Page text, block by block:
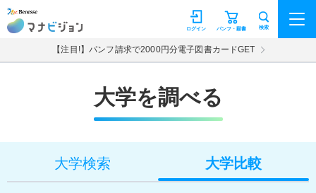
マナビジョン パンフ・願書
ログイン 検索
【注目!】パンフ請求で2000円分電子図書カードGET
大学を調べる
大学検索 大学比較